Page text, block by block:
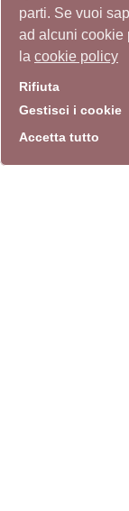
parti. Se vuoi
ad alcuni cookie
la cookie policy
Rifiuta
Gestisci i cookie
Accetta tutto